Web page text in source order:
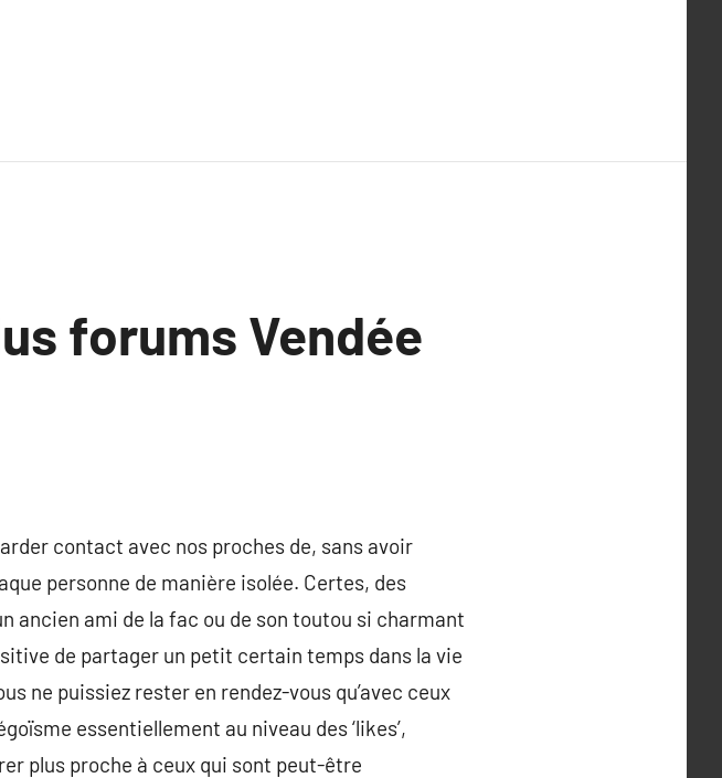
forums Vendée
contact avec nos proches de, sans avoir
personne de manière isolée. Certes, des
ancien ami de la fac ou de son toutou si charmant
de partager un petit certain temps dans la vie
ne puissiez rester en rendez-vous qu’avec ceux
essentiellement au niveau des ‘likes’,
plus proche à ceux qui sont peut-être